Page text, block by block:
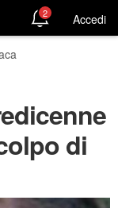
2 Accedi
di